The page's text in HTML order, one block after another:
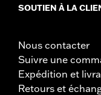
SOUTIEN À LA
Nous contacter
Suivre une
Expédition et
Retours et